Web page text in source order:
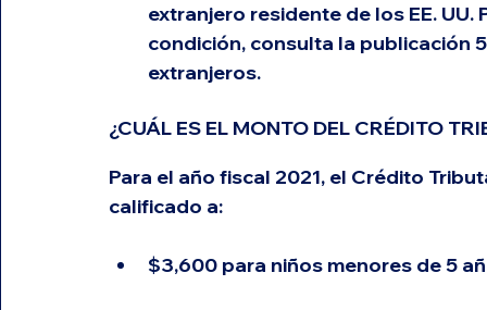
extranjero residente de los EE.
condición, consulta la publicación
extranjeros.
¿CUÁL ES EL MONTO DEL CRÉDITO
Para el año fiscal 2021, el Crédito
calificado a:
$3,600 para niños menores de 5